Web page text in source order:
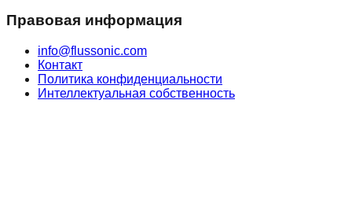
Правовая информация
info@flussonic.com
Контакт
Политика конфиденциальности
Интеллектуальная собственность